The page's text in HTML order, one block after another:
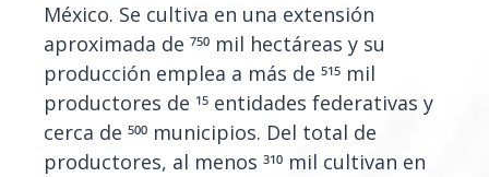
México. Se cultiva en una extensión
aproximada de 750 mil hectáreas y su
producción emplea a más de 515 mil
productores de 15 entidades federativas y
cerca de 500 municipios. Del total de
productores, al menos 310 mil cultivan en